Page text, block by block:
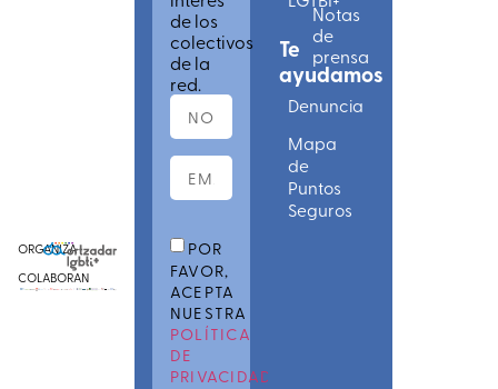
ORGANIZA
COLABORAN
de los
colectivos
de la
red.
POR
FAVOR,
ACEPTA
NUESTRA
POLÍTICA
DE
PRIVACIDAD
Te
ayudamos
Denuncia
Mapa
de
Puntos
Seguros
Notas
de
prensa